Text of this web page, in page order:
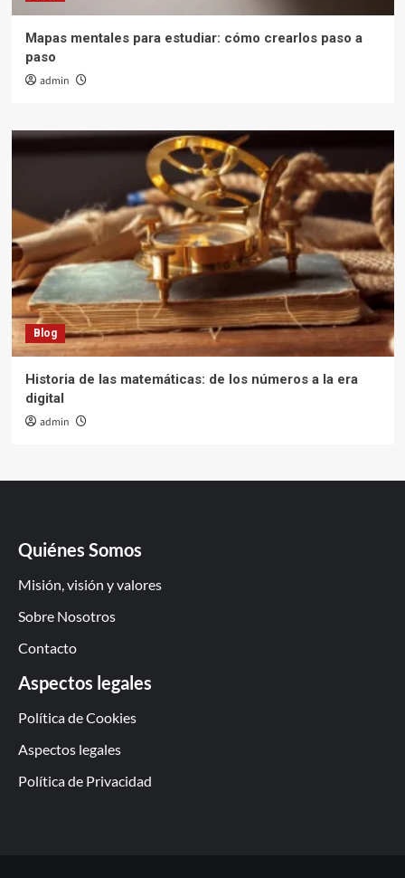
Mapas mentales para estudiar: cómo crearlos paso a
paso
admin
Blog
Historia de las matemáticas: de los números a la era
digital
admin
Quiénes Somos
Misión, visión y valores
Sobre Nosotros
Contacto
Aspectos legales
Política de Cookies
Aspectos legales
Política de Privacidad